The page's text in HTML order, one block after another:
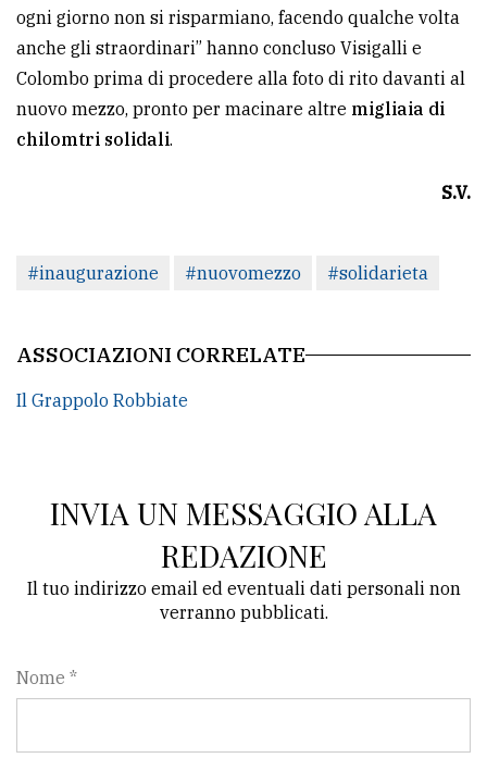
ogni giorno non si risparmiano, facendo qualche volta
anche gli straordinari” hanno concluso Visigalli e
Colombo prima di procedere alla foto di rito davanti al
nuovo mezzo, pronto per macinare altre migliaia di
chilomtri solidali.
S.V.
#inaugurazione #nuovomezzo #solidarieta
ASSOCIAZIONI CORRELATE
Il Grappolo Robbiate
INVIA UN MESSAGGIO ALLA
REDAZIONE
Il tuo indirizzo email ed eventuali dati personali non
verranno pubblicati.
Nome *